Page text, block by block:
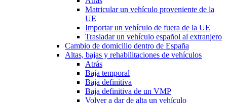
Matricular un vehículo proveniente de la
UE
Importar un vehículo de fuera de la UE
Trasladar un vehículo español al extranjero
Cambio de domicilio dentro de España
Altas, bajas y rehabilitaciones de vehículos
Atrás
Baja temporal
Baja definitiva
Baja definitiva de un VMP
Volver a dar de alta un vehículo